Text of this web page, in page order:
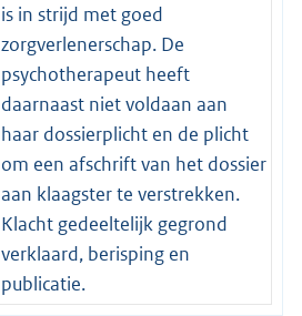
is in strijd met goed
zorgverlenerschap. De
psychotherapeut heeft
daarnaast niet voldaan aan
haar dossierplicht en de plicht
om een afschrift van het dossier
aan klaagster te verstrekken.
Klacht gedeeltelijk gegrond
verklaard, berisping en
publicatie.